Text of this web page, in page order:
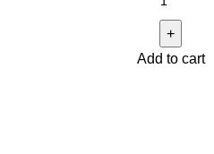
Add to cart